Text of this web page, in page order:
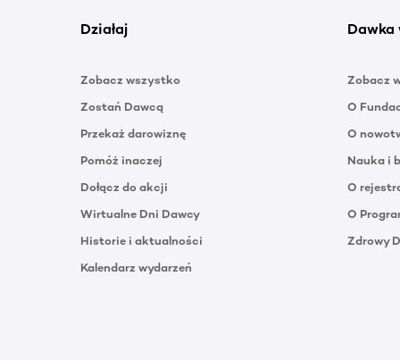
Działaj
Zobacz wszystko
Zostań Dawcą
Przekaż darowiznę
Pomóż inaczej
Dołącz do akcji
Wirtualne Dni Dawcy
Historie i aktualności
Kalendarz wydarzeń
Dawka
Zobacz
O
O
Nauka i
O
O
Zdrowy